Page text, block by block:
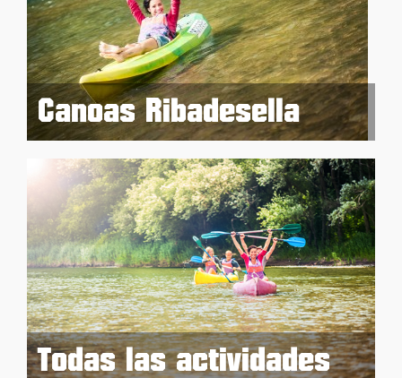
Canoas Ribadesella
Todas las actividades